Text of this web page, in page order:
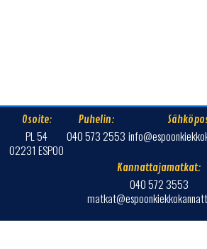
Osoite:
PL 54
02231 ESPOO
Puhelin:
040 573 2553
Kannattajamatkat:
040 572 3553